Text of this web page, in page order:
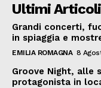
Ultimi Articoli
Grandi concerti,
in spiaggia e
EMILIA ROMAGNA 8
Groove Night, alle
protagonista in